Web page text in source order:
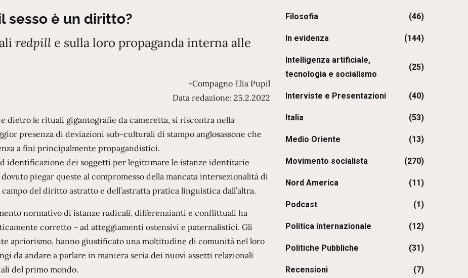
sesso è un diritto?
redpill e sulla loro propaganda interna alle
-Compagno Elia Pupil
Data redazione: 25.2.2022
dietro le rituali gigantografie da cameretta, si riscontra nella
presenza di deviazioni sub-culturali di stampo anglosassone che
a fini principalmente propagandistici.
identificazione dei soggetti per legittimare le istanze identitarie
piegar queste al compromesso della mancata intersezionalità di
del diritto astratto e dell’astratta pratica linguistica dall’altra.
normativo di istanze radicali, differenzianti e conflittuali ha
corretto – ad atteggiamenti ostensivi e paternalistici. Gli
apriorismo, hanno giustificato una moltitudine di comunità nel loro
da andare a parlare in maniera seria dei nuovi assetti relazionali
del primo mondo.
Filosofia (46)
In evidenza (144)
Intelligenza artificiale,
tecnologia e socialismo
(25)
Interviste e Presentazioni (40)
Italia (53)
Medio Oriente (13)
Movimento socialista (270)
Nord America (11)
Podcast (1)
Politica internazionale (12)
Politiche Pubbliche (31)
Recensioni (7)